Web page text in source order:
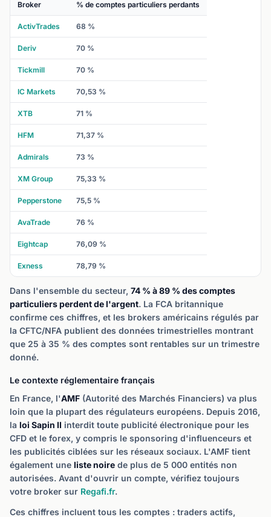
Broker % de comptes particuliers perdants
ActivTrades 68 %
Deriv 70 %
Tickmill 70 %
IC Markets 70,53 %
XTB 71 %
HFM 71,37 %
Admirals 73 %
XM Group 75,33 %
Pepperstone 75,5 %
AvaTrade 76 %
Eightcap 76,09 %
Exness 78,79 %
Dans l'ensemble du secteur, 74 % à 89 % des comptes
particuliers perdent de l'argent. La FCA britannique
confirme ces chiffres, et les brokers américains régulés par
la CFTC/NFA publient des données trimestrielles montrant
que 25 à 35 % des comptes sont rentables sur un trimestre
donné.
Le contexte réglementaire français
En France, l'AMF (Autorité des Marchés Financiers) va plus
loin que la plupart des régulateurs européens. Depuis 2016,
la loi Sapin II interdit toute publicité électronique pour les
CFD et le forex, y compris le sponsoring d'influenceurs et
les publicités ciblées sur les réseaux sociaux. L'AMF tient
également une liste noire de plus de 5 000 entités non
autorisées. Avant d'ouvrir un compte, vérifiez toujours
votre broker sur Regafi.fr.
Ces chiffres incluent tous les comptes : traders actifs,